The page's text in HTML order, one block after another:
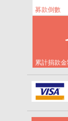
募款倒數
累計捐款